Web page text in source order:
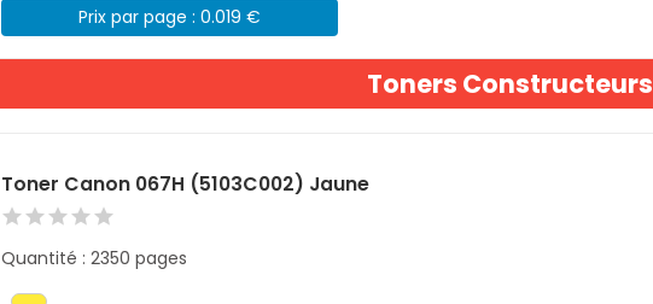
Prix par page : 0.019 €
Toners Constructeurs
Toner Canon 067H (5103C002) Jaune
Quantité : 2350 pages